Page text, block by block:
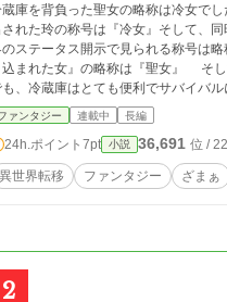
背負った聖女の略称は冷女でした。 聖女が幸せに過ごす事でその国の豊穣が約束される世界。 『聖女召喚の儀
れた玲の称号は『冷女』そして、
のステータス開示で見られる称号は
まれた女』の略称は『聖女』 そし
、冷蔵庫はとても便利でサバイバ
れば生きていくのに問題はない。 これは異世界で冷蔵庫と共に召喚された聖女が幸せになり異世界があるべき姿に戻
ァンタジー 連載中 長編
24h.ポイント 7pt 小説 36,691 位 /
異世界転移 ファンタジー ざまぁ
2